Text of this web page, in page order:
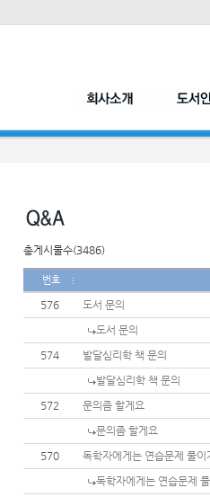
총게시물수(3486)
번호
576
도서 문의
도서 문의
574
발달심리학 책 문의
발달심리학 책 문의
572
문의좀 할게요
문의좀 할게요
570
독학자에게는 연습문제 풀
독학자에게는 연습문제